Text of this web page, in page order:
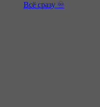
Всё сразу ♾️